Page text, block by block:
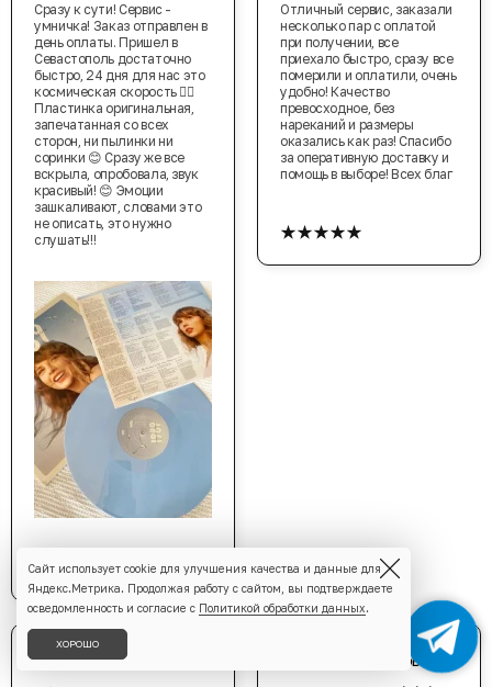
Сразу к сути! Сервис -
умничка! Заказ отправлен в
день оплаты. Пришел в
Севастополь достаточно
быстро, 24 дня для нас это
космическая скорость 👍🏻
Пластинка оригинальная,
запечатанная со всех
сторон, ни пылинки ни
соринки 😊 Сразу же все
вскрыла, опробовала, звук
красивый! 😊 Эмоции
зашкаливают, словами это
не описать, это нужно
слушать!!!
★★★★★
Отличный сервис, заказали
несколько пар с оплатой
при получении, все
приехало быстро, сразу все
померили и оплатили, очень
удобно! Качество
превосходное, без
нареканий и размеры
оказались как раз! Спасибо
за оперативную доставку и
помощь в выборе! Всех благ
★★★★★
Андрей Архипов Маргарита Волкова
Сайт использует cookie для улучшения качества и данные для
Яндекс.Метрика. Продолжая работу с сайтом, вы подтверждаете
осведомленность и согласие с Политикой обработки данных.
ХОРОШО